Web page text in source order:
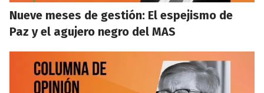
Nueve meses de gestión: El espejismo de
Paz y el agujero negro del MAS